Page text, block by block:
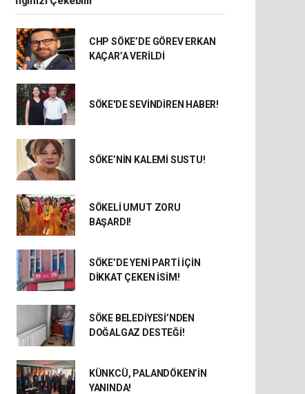
CHP SÖKE’DE GÖREV ERKAN
KAÇAR’A VERİLDİ
SÖKE'DE SEVİNDİREN HABER!
SÖKE’NİN KALEMİ SUSTU!
SÖKELİ UMUT ZORU
BAŞARDI!
SÖKE’DE YENİ PARTİ İÇİN
DİKKAT ÇEKEN İSİM!
SÖKE BELEDİYESİ’NDEN
DOĞALGAZ DESTEĞİ!
KÜNKCÜ, PALANDÖKEN’İN
YANINDA!